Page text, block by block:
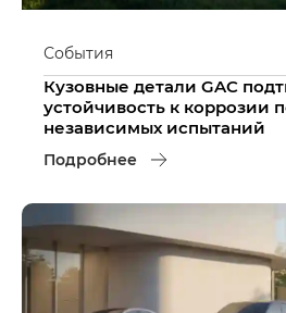
События
Кузовные детали GAC
устойчивость к коррозии
независимых испытаний
Подробнее